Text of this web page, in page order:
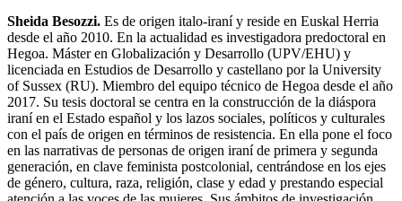
Sheida Besozzi. Es de origen italo-iraní y reside en Euskal Herria
desde el año 2010. En la actualidad es investigadora predoctoral en
Hegoa. Máster en Globalización y Desarrollo (UPV/EHU) y
licenciada en Estudios de Desarrollo y castellano por la University
of Sussex (RU). Miembro del equipo técnico de Hegoa desde el año
2017. Su tesis doctoral se centra en la construcción de la diáspora
iraní en el Estado español y los lazos sociales, políticos y culturales
con el país de origen en términos de resistencia. En ella pone el foco
en las narrativas de personas de origen iraní de primera y segunda
generación, en clave feminista postcolonial, centrándose en los ejes
de género, cultura, raza, religión, clase y edad y prestando especial